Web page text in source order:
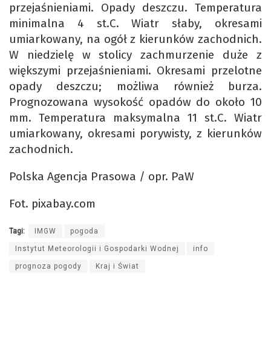
przejaśnieniami. Opady deszczu. Temperatura
minimalna 4 st.C. Wiatr słaby, okresami
umiarkowany, na ogół z kierunków zachodnich.
W niedzielę w stolicy zachmurzenie duże z
większymi przejaśnieniami. Okresami przelotne
opady deszczu; możliwa również burza.
Prognozowana wysokość opadów do około 10
mm. Temperatura maksymalna 11 st.C. Wiatr
umiarkowany, okresami porywisty, z kierunków
zachodnich.
Polska Agencja Prasowa / opr. PaW
Fot. pixabay.com
Tagi: IMGW pogoda
Instytut Meteorologii i Gospodarki Wodnej info
prognoza pogody Kraj i Świat